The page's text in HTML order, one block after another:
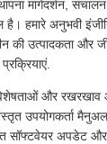
मार्गदर्शन,
है। हमारे अनुभवी
की उत्पादकता और
और
उपयोगकर्ता
सॉफ्टवेयर अपडेट और